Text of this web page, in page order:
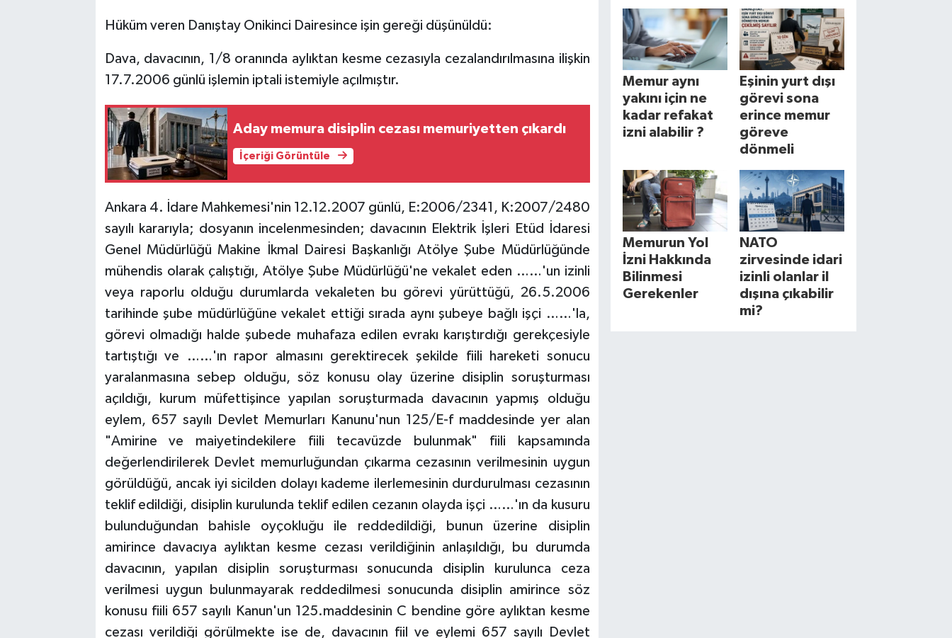
Hüküm veren Danıştay Onikinci Dairesince işin gereği düşünüldü:
Dava, davacının, 1/8 oranında aylıktan kesme cezasıyla cezalandırılmasına ilişkin
17.7.2006 günlü işlemin iptali istemiyle açılmıştır.
Aday memura disiplin cezası memuriyetten çıkardı
İçeriği Görüntüle
Ankara 4. İdare Mahkemesi'nin 12.12.2007 günlü, E:2006/2341, K:2007/2480
sayılı kararıyla; dosyanın incelenmesinden; davacının Elektrik İşleri Etüd İdaresi
Genel Müdürlüğü Makine İkmal Dairesi Başkanlığı Atölye Şube Müdürlüğünde
mühendis olarak çalıştığı, Atölye Şube Müdürlüğü'ne vekalet eden ……'un izinli
veya raporlu olduğu durumlarda vekaleten bu görevi yürüttüğü, 26.5.2006
tarihinde şube müdürlüğüne vekalet ettiği sırada aynı şubeye bağlı işçi ……'la,
görevi olmadığı halde şubede muhafaza edilen evrakı karıştırdığı gerekçesiyle
tartıştığı ve ……'ın rapor almasını gerektirecek şekilde fiili hareketi sonucu
yaralanmasına sebep olduğu, söz konusu olay üzerine disiplin soruşturması
açıldığı, kurum müfettişince yapılan soruşturmada davacının yapmış olduğu
eylem, 657 sayılı Devlet Memurları Kanunu'nun 125/E-f maddesinde yer alan
"Amirine ve maiyetindekilere fiili tecavüzde bulunmak" fiili kapsamında
değerlendirilerek Devlet memurluğundan çıkarma cezasının verilmesinin uygun
görüldüğü, ancak iyi sicilden dolayı kademe ilerlemesinin durdurulması cezasının
teklif edildiği, disiplin kurulunda teklif edilen cezanın olayda işçi ……'ın da kusuru
bulunduğundan bahisle oyçokluğu ile reddedildiği, bunun üzerine disiplin
amirince davacıya aylıktan kesme cezası verildiğinin anlaşıldığı, bu durumda
davacının, yapılan disiplin soruşturması sonucunda disiplin kurulunca ceza
verilmesi uygun bulunmayarak reddedilmesi sonucunda disiplin amirince söz
konusu fiili 657 sayılı Kanun'un 125.maddesinin C bendine göre aylıktan kesme
cezası verildiği görülmekte ise de, davacının fiil ve eylemi 657 sayılı Devlet
Memur aynı
yakını için ne
kadar refakat
izni alabilir ?
Eşinin yurt dışı
görevi sona
erince memur
göreve
dönmeli
Memurun Yol
İzni Hakkında
Bilinmesi
Gerekenler
NATO
zirvesinde idari
izinli olanlar il
dışına çıkabilir
mi?